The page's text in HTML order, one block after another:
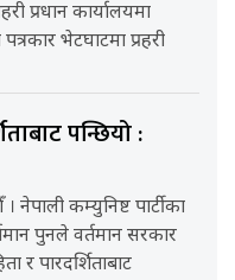
प्रधान कार्यालयमा
भेटघाटमा प्रहरी
पन्छियो :
। नेपाली कम्युनिष्ट पार्टीका
पुनले वर्तमान सरकार
र पारदर्शिताबाट